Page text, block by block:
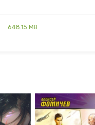
648.15 MB